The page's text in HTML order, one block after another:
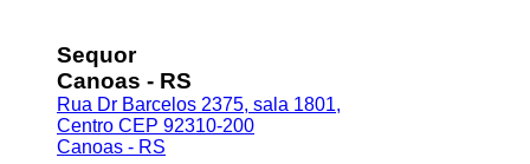
Sequor
Canoas - RS
Rua Dr Barcelos 2375, sala 1801,
Centro CEP 92310-200
Canoas - RS